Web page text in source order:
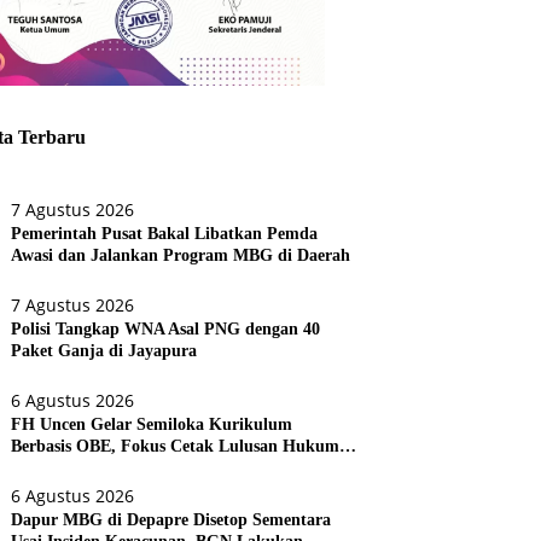
Terbaru
7 Agustus 2026
Pemerintah Pusat Bakal Libatkan Pemda
Awasi dan Jalankan Program MBG di Daerah
7 Agustus 2026
Polisi Tangkap WNA Asal PNG dengan 40
Paket Ganja di Jayapura
6 Agustus 2026
FH Uncen Gelar Semiloka Kurikulum
Berbasis OBE, Fokus Cetak Lulusan Hukum
6 Agustus 2026
Dapur MBG di Depapre Disetop Sementara